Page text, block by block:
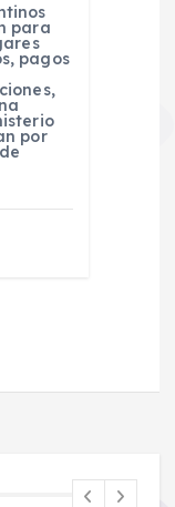
para
pagos
por